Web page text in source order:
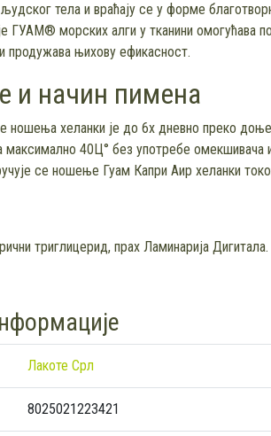
тела и враћају се у форме
ГУАМ® морских алги у тканини омогућава
продужава њихову ефикасност.
и начин пимена
ношења хеланки је до 6х дневно преко
максимално 40Ц° без употребе
се ношење Гуам Капри Аир хеланки
триглицерид, прах Ламинарија Дигитала.
Лакоте Срл
8025021223421